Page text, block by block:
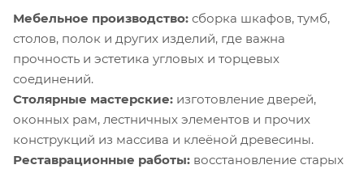
Мебельное производство: сборка шкафов, тумб,
столов, полок и других изделий, где важна
прочность и эстетика угловых и торцевых
соединений.
Столярные мастерские: изготовление дверей,
оконных рам, лестничных элементов и прочих
конструкций из массива и клеёной древесины.
Реставрационные работы: восстановление старых